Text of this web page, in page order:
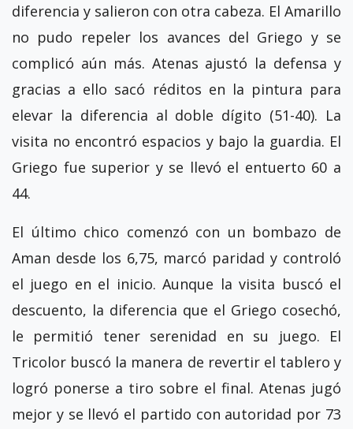
diferencia y salieron con otra cabeza. El Amarillo
no pudo repeler los avances del Griego y se
complicó aún más. Atenas ajustó la defensa y
gracias a ello sacó réditos en la pintura para
elevar la diferencia al doble dígito (51-40). La
visita no encontró espacios y bajo la guardia. El
Griego fue superior y se llevó el entuerto 60 a
44.
El último chico comenzó con un bombazo de
Aman desde los 6,75, marcó paridad y controló
el juego en el inicio. Aunque la visita buscó el
descuento, la diferencia que el Griego cosechó,
le permitió tener serenidad en su juego. El
Tricolor buscó la manera de revertir el tablero y
logró ponerse a tiro sobre el final. Atenas jugó
mejor y se llevó el partido con autoridad por 73